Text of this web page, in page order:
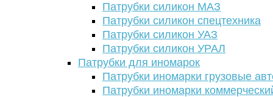
Патрубки силикон МАЗ
Патрубки силикон спецтехника
Патрубки силикон УАЗ
Патрубки силикон УРАЛ
Патрубки для иномарок
Патрубки иномарки грузовые
Патрубки иномарки